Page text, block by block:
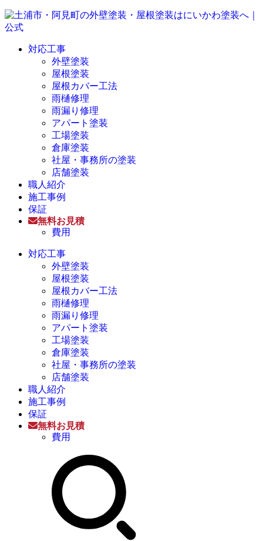
対応工事
外壁塗装
屋根塗装
屋根カバー工法
雨樋修理
雨漏り修理
アパート塗装
工場塗装
倉庫塗装
社屋・事務所の塗装
店舗塗装
職人紹介
施工事例
保証
無料お見積
費用
対応工事
外壁塗装
屋根塗装
屋根カバー工法
雨樋修理
雨漏り修理
アパート塗装
工場塗装
倉庫塗装
社屋・事務所の塗装
店舗塗装
職人紹介
施工事例
保証
無料お見積
費用